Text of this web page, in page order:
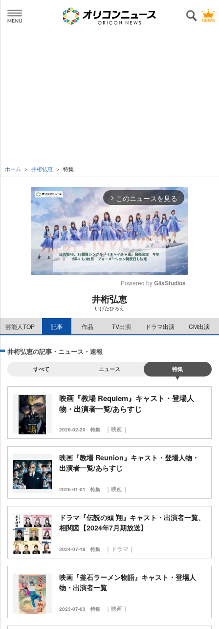
ホーム 井桁弘恵 特集
arrow_forward_ios このニュースを見る
e
Powered by GliaStudios
井桁弘恵
いげたひろえ
芸能人TOP 記事 作品 TV出演 ドラマ出演 CM出演
井桁弘恵の記事・ニュース・速報
すべて ニュース 特集
映画『教場 Requiem』キャスト・登場人
物・出演者一覧/あらすじ
2026-02-20 特集 ｜映画｜
映画『教場 Reunion』キャスト・登場人物・
出演者一覧/あらすじ
2026-01-01 特集 ｜映画｜
ドラマ『伝説の頭 翔』キャスト・出演者一覧、
相関図【2024年7月期放送】
2024-07-18 特集 ｜ドラマ｜
映画『釜石ラーメン物語』キャスト・登場人
物・出演者一覧
2023-07-03 特集 ｜映画｜